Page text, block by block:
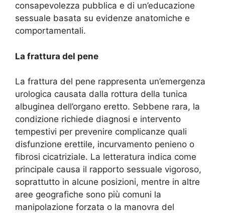
consapevolezza pubblica e di un’educazione
sessuale basata su evidenze anatomiche e
comportamentali.
La frattura del pene
La frattura del pene rappresenta un’emergenza
urologica causata dalla rottura della tunica
albuginea dell’organo eretto. Sebbene rara, la
condizione richiede diagnosi e intervento
tempestivi per prevenire complicanze quali
disfunzione erettile, incurvamento penieno o
fibrosi cicatriziale. La letteratura indica come
principale causa il rapporto sessuale vigoroso,
soprattutto in alcune posizioni, mentre in altre
aree geografiche sono più comuni la
manipolazione forzata o la manovra del